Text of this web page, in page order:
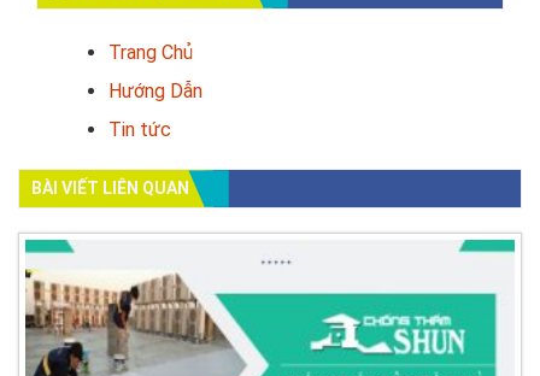
Trang Chủ
Hướng Dẫn
Tin tức
BÀI VIẾT LIÊN QUAN